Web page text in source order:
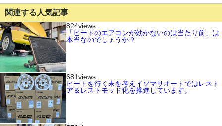
関連する人気記事
824views
「ビートのエアコンが効かないのは当たり前」は
本当なのでしょうか？
681views
ビートを行く末を考えイソマサオートではレスト
ア＆レストモッド化を推進しています。